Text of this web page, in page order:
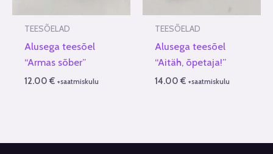
TEESÕELAD
Alusega teesõel
“Armas sõber”
12.00€ +saatmiskulu
TEESÕELAD
Alusega teesõel
“Aitäh, õpetaja!”
14.00€ +saatmiskulu